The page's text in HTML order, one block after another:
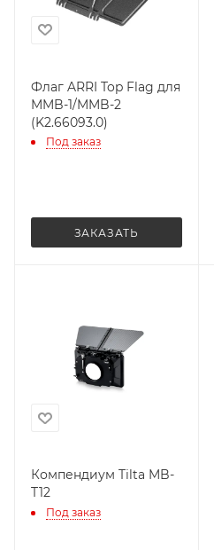
Флаг ARRI Top Flag для
MMB-1/MMB-2
(K2.66093.0)
Под заказ
ЗАКАЗАТЬ
Компендиум Tilta MB-
T12
Под заказ